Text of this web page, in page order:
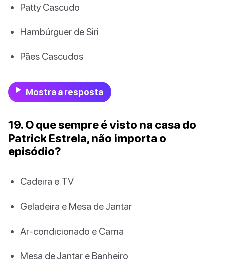
Patty Cascudo
Hambúrguer de Siri
Pães Cascudos
Mostra a resposta
19. O que sempre é visto na casa do
Patrick Estrela, não importa o
episódio?
Cadeira e TV
Geladeira e Mesa de Jantar
Ar-condicionado e Cama
Mesa de Jantar e Banheiro